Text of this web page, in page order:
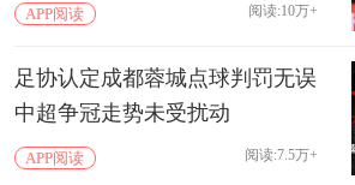
APP阅读 阅读:10万+
足协认定成都蓉城点球判罚无误
中超争冠走势未受扰动
APP阅读 阅读:7.5万+